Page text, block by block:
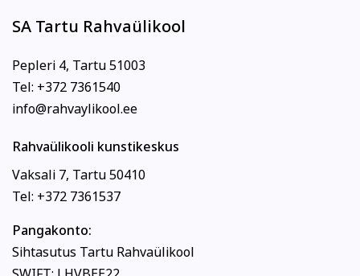
SA Tartu Rahvaülikool
Pepleri 4, Tartu 51003
Tel: +372 7361540
info@rahvaylikool.ee
Rahvaülikooli kunstikeskus
Vaksali 7, Tartu 50410
Tel: +372 7361537
Pangakonto:
Sihtasutus Tartu Rahvaülikool